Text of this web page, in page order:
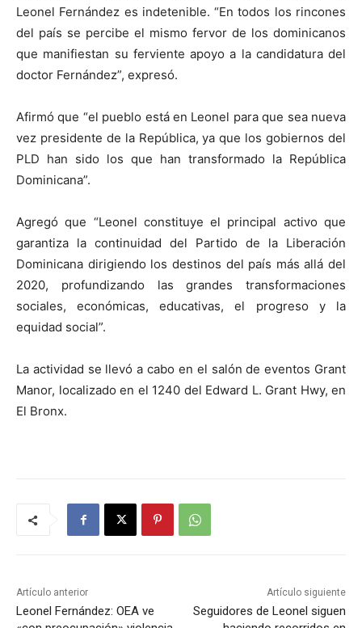
Leonel Fernández es indetenible. “En todos los rincones
del país se percibe el mismo fervor de los dominicanos
que manifiestan su ferviente apoyo a la candidatura del
doctor Fernández”, expresó.
Afirmó que “el pueblo está en Leonel para que sea nueva
vez presidente de la República, ya que los gobiernos del
PLD han sido los que han transformado la República
Dominicana”.
Agregó que “Leonel constituye el principal activo que
garantiza la continuidad del Partido de la Liberación
Dominicana dirigiendo los destinos del país más allá del
2020, profundizando las grandes transformaciones
sociales, económicas, educativas, el progreso y la
equidad social”.
La actividad se llevó a cabo en el salón de eventos Grant
Manor, localizado en el 1240 del Edward L. Grant Hwy, en
El Bronx.
Artículo anterior
Leonel Fernández: OEA ve
Artículo siguiente
Seguidores de Leonel siguen